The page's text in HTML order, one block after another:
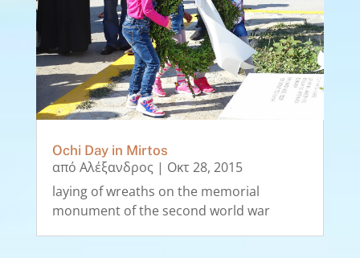
Ochi Day in Mirtos
από Αλέξανδρος | Οκτ 28, 2015
laying of wreaths on the memorial
monument of the second world war